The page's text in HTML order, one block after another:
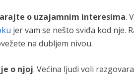
o uzajamnim interesima.
jer vam se nešto sviđa kod nje.
na dubljem nivou.
o njoj. Većina ljudi voli